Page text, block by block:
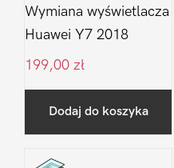
Wymiana wyświetlacza
Huawei Y7 2018
199,00 zł
Dodaj do koszyka